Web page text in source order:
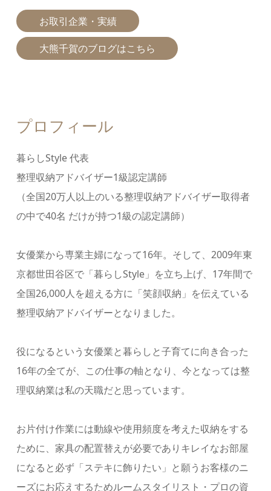
お取引企業・実績
大熊千賀のブログはこちら
プロフィール
暮らしStyle 代表
整理収納アドバイザー1級認定講師
（全国20万⼈以上のいる整理収納アドバイザー取得者
の中で40名 だけが持つ1級の認定講師）
女優業から専業主婦になって16年。そして、2009年東
京都世⽥⾕区で「暮らしStyle」を⽴ち上げ、17年間で
全国26,000⼈を超える⽅に「笑顔収納」を伝えている
整理収納アドバイザーとなりました。
役になるという女優業と暮らしと子育てに向き合った
16年の全てが、この仕事の軸となり、今となっては整
理収納業は私の天職だと思っています。
お片付け作業には動線や使用頻度を考えた収納をする
ために、家具の配置替えが必要でありキレイなお部屋
になると必ず「ステキに飾りたい」と願うお客様のニ
ーズにお応えするためルームスタイリスト・プロの資